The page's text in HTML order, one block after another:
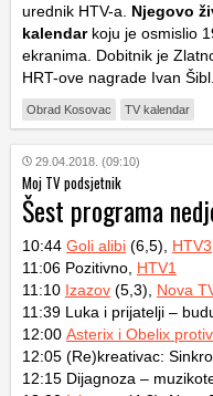
urednik HTV-a. Njegovo
kalendarkoju je osmislio
ekranima. Dobitnik je
HRT-ove nagrade Ivan
Obrad Kosovac TV kalendar
29.04.2018. (09:10)
Moj TV podsjetnik
Šest programa
10:44 Goli alibi (6,5), HTV3
11:06 Pozitivno, HTV1
11:10 Izazov (5,3), Nova
11:39 Luka i prijatelji –
12:00 Asterix i Obelix
12:05 (Re)kreativac:
12:15 Dijagnoza –